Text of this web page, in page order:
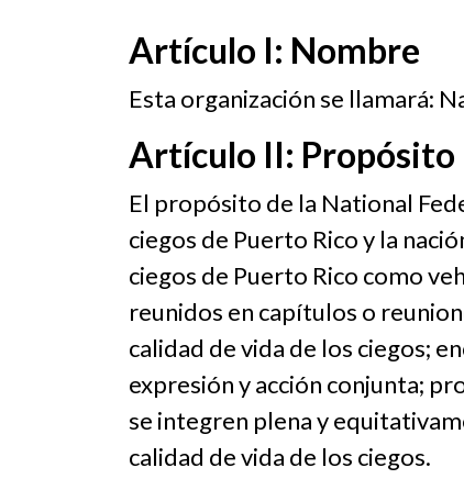
Artículo I: Nombre
Esta organización se llamará:
Artículo II: Propósito
El propósito de la National
ciegos de Puerto Rico y la
ciegos de Puerto Rico como
reunidos en capítulos o
calidad de vida de los ciegos;
expresión y acción conjunta;
se integren plena y
calidad de vida de los ciegos.